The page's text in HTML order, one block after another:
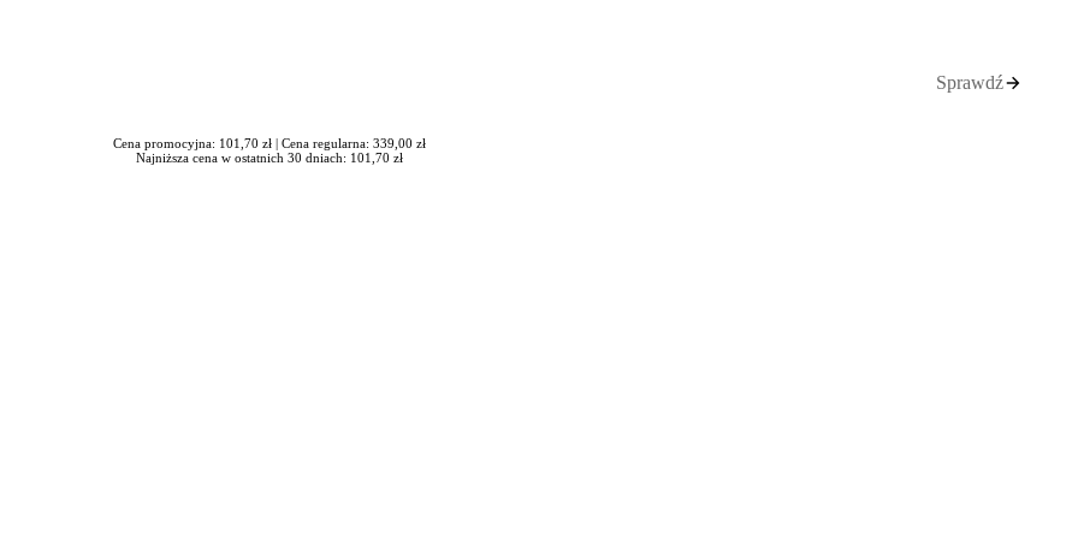
Sprawdź
Cena promocyjna: 101,70 zł | Cena regularna: 339,00 zł
Najniższa cena w ostatnich 30 dniach: 101,70 zł